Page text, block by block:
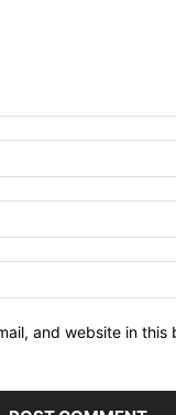
and website in this